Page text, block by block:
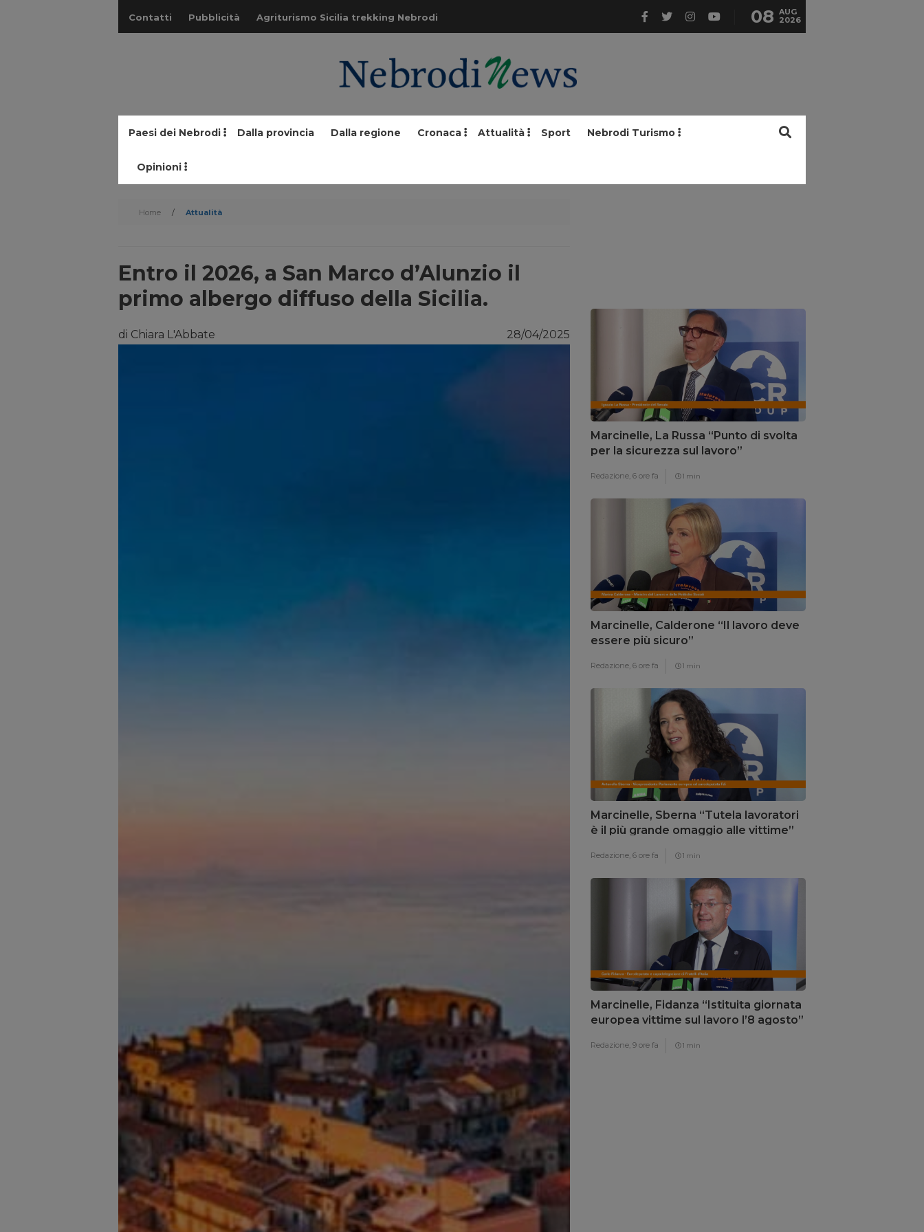
Contatti Pubblicità Agriturismo Sicilia trekking Nebrodi 08 AUG
2026
Paesi dei Nebrodi Dalla provincia Dalla regione Cronaca Attualità Sport Nebrodi Turismo
Opinioni
Home / Attualità
Entro il 2026, a San Marco d’Alunzio il
primo albergo diffuso della Sicilia.
di Chiara L'Abbate 28/04/2025
Marcinelle, La Russa “Punto di svolta
per la sicurezza sul lavoro”
Redazione, 6 ore fa 1 min
Marcinelle, Calderone “Il lavoro deve
essere più sicuro”
Redazione, 6 ore fa 1 min
Marcinelle, Sberna “Tutela lavoratori
è il più grande omaggio alle vittime”
Redazione, 6 ore fa 1 min
Marcinelle, Fidanza “Istituita giornata
europea vittime sul lavoro l’8 agosto”
Redazione, 9 ore fa 1 min